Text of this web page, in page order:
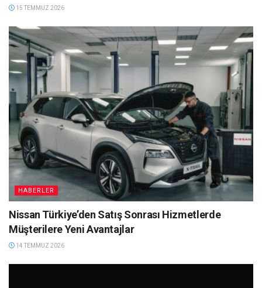
15 TEMMUZ 2026
HABERLER
Nissan Türkiye’den Satış Sonrası Hizmetlerde
Müşterilere Yeni Avantajlar
14 TEMMUZ 2026